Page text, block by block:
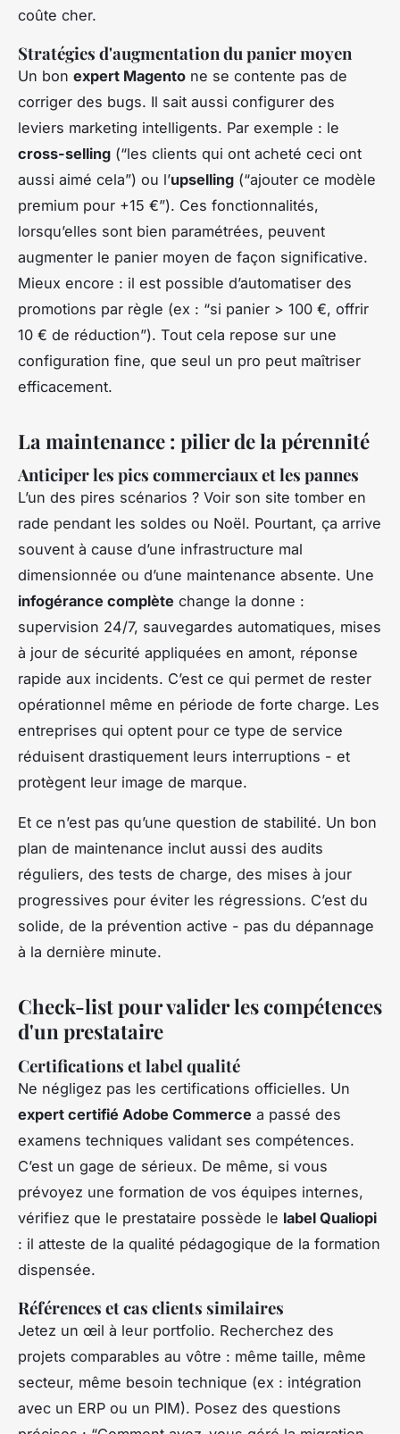
coûte cher.
Stratégies d'augmentation du panier moyen
Un bon expert Magento ne se contente pas de
corriger des bugs. Il sait aussi configurer des
leviers marketing intelligents. Par exemple : le
cross-selling (“les clients qui ont acheté ceci ont
aussi aimé cela”) ou l’upselling (“ajouter ce modèle
premium pour +15 €”). Ces fonctionnalités,
lorsqu’elles sont bien paramétrées, peuvent
augmenter le panier moyen de façon significative.
Mieux encore : il est possible d’automatiser des
promotions par règle (ex : “si panier > 100 €, offrir
10 € de réduction”). Tout cela repose sur une
configuration fine, que seul un pro peut maîtriser
efficacement.
La maintenance : pilier de la pérennité
Anticiper les pics commerciaux et les pannes
L’un des pires scénarios ? Voir son site tomber en
rade pendant les soldes ou Noël. Pourtant, ça arrive
souvent à cause d’une infrastructure mal
dimensionnée ou d’une maintenance absente. Une
infogérance complète change la donne :
supervision 24/7, sauvegardes automatiques, mises
à jour de sécurité appliquées en amont, réponse
rapide aux incidents. C’est ce qui permet de rester
opérationnel même en période de forte charge. Les
entreprises qui optent pour ce type de service
réduisent drastiquement leurs interruptions - et
protègent leur image de marque.
Et ce n’est pas qu’une question de stabilité. Un bon
plan de maintenance inclut aussi des audits
réguliers, des tests de charge, des mises à jour
progressives pour éviter les régressions. C’est du
solide, de la prévention active - pas du dépannage
à la dernière minute.
Check-list pour valider les compétences
d'un prestataire
Certifications et label qualité
Ne négligez pas les certifications officielles. Un
expert certifié Adobe Commerce a passé des
examens techniques validant ses compétences.
C’est un gage de sérieux. De même, si vous
prévoyez une formation de vos équipes internes,
vérifiez que le prestataire possède le label Qualiopi
: il atteste de la qualité pédagogique de la formation
dispensée.
Références et cas clients similaires
Jetez un œil à leur portfolio. Recherchez des
projets comparables au vôtre : même taille, même
secteur, même besoin technique (ex : intégration
avec un ERP ou un PIM). Posez des questions